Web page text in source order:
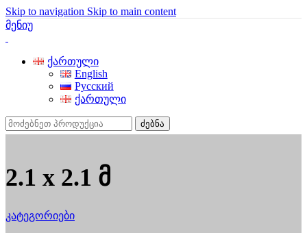
Skip to navigation Skip to main content
მენიუ
ქართული
English
Русский
ქართული
ძებნა
2.1 x 2.1 მ
კატეგორიები